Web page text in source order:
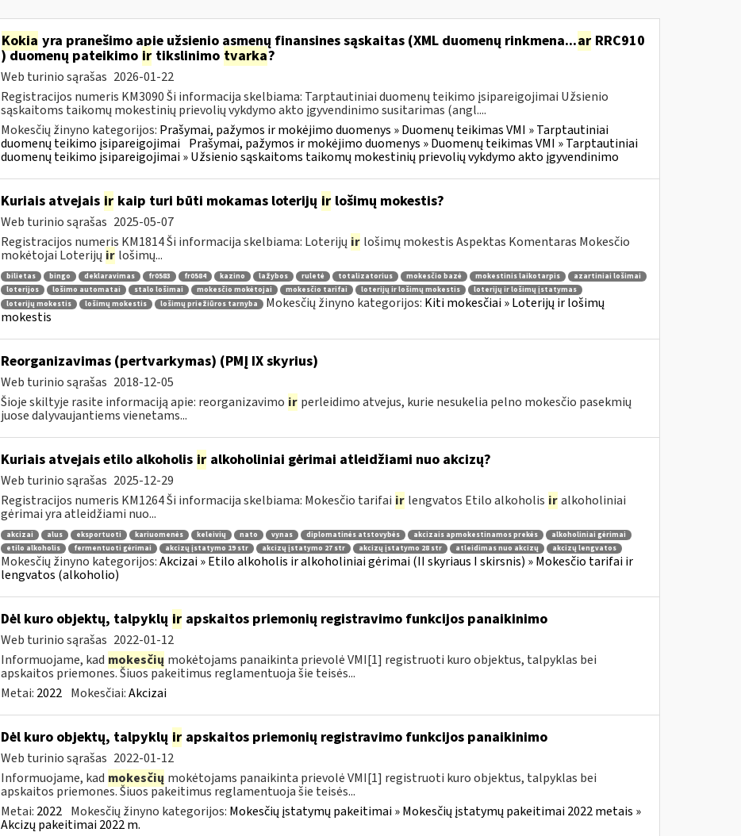
Kokia yra pranešimo apie užsienio asmenų finansines sąskaitas (XML duomenų rinkmena...arRRC910
) duomenų pateikimo irtikslinimo tvarka?
Web turinio sąrašas 2026-01-22
Registracijos numeris KM3090 Ši informacija skelbiama: Tarptautiniai duomenų teikimo įsipareigojimai Užsienio
sąskaitoms taikomų mokestinių prievolių vykdymo akto įgyvendinimo susitarimas (angl....
Mokesčių žinyno kategorijos: Prašymai, pažymos ir mokėjimo duomenys » Duomenų teikimas VMI » Tarptautiniai
duomenų teikimo įsipareigojimai Prašymai, pažymos ir mokėjimo duomenys » Duomenų teikimas VMI » Tarptautiniai
duomenų teikimo įsipareigojimai » Užsienio sąskaitoms taikomų mokestinių prievolių vykdymo akto įgyvendinimo
Kuriais atvejais irkaip turi būti mokamas loterijų irlošimų mokestis?
Web turinio sąrašas 2025-05-07
Registracijos numeris KM1814 Ši informacija skelbiama: Loterijų ir lošimų mokestis Aspektas Komentaras Mokesčio
mokėtojai Loterijų ir lošimų...
bilietas bingo deklaravimas fr0583 fr0584 kazino lažybos ruletė totalizatorius mokesčio bazė mokestinis laikotarpis
azartiniai lošimai
loterijos
lošimo automatai stalo lošimai mokesčio mokėtojai mokesčio tarifai loterijų ir lošimų mokestis
loterijų ir lošimų įstatymas
loterijų mokestis
lošimų mokestis lošimų priežiūros tarnyba Mokesčių žinyno kategorijos: Kiti mokesčiai » Loterijų ir lošimų
mokestis
Reorganizavimas (pertvarkymas) (PMĮ IX skyrius)
Web turinio sąrašas 2018-12-05
Šioje skiltyje rasite informaciją apie: reorganizavimo ir perleidimo atvejus, kurie nesukelia pelno mokesčio pasekmių
juose dalyvaujantiems vienetams...
Kuriais atvejais etilo alkoholis iralkoholiniai gėrimai atleidžiami nuo akcizų?
Web turinio sąrašas 2025-12-29
Registracijos numeris KM1264 Ši informacija skelbiama: Mokesčio tarifai ir lengvatos Etilo alkoholis ir alkoholiniai
gėrimai yra atleidžiami nuo...
akcizai alus eksportuoti kariuomenės keleivių nato vynas diplomatinės atstovybės akcizais apmokestinamos prekės
alkoholiniai gėrimai
etilo alkoholis
fermentuoti gėrimai akcizų įstatymo 19 str akcizų įstatymo 27 str akcizų įstatymo 28 str atleidimas nuo akcizų akcizų lengvatos
Mokesčių žinyno kategorijos:Akcizai » Etilo alkoholis ir alkoholiniai gėrimai (II skyriaus I skirsnis) » Mokesčio tarifai ir
lengvatos (alkoholio)
Dėl kuro objektų, talpyklų irapskaitos priemonių registravimo funkcijos panaikinimo
Web turinio sąrašas 2022-01-12
Informuojame, kad mokesčių mokėtojams panaikinta prievolė VMI[1] registruoti kuro objektus, talpyklas bei
apskaitos priemones. Šiuos pakeitimus reglamentuoja šie teisės...
Metai: 2022 Mokesčiai:Akcizai
Dėl kuro objektų, talpyklų irapskaitos priemonių registravimo funkcijos panaikinimo
Web turinio sąrašas 2022-01-12
Informuojame, kad mokesčių mokėtojams panaikinta prievolė VMI[1] registruoti kuro objektus, talpyklas bei
apskaitos priemones. Šiuos pakeitimus reglamentuoja šie teisės...
Metai: 2022 Mokesčių žinyno kategorijos: Mokesčių įstatymų pakeitimai » Mokesčių įstatymų pakeitimai 2022 metais »
Akcizų pakeitimai 2022 m.